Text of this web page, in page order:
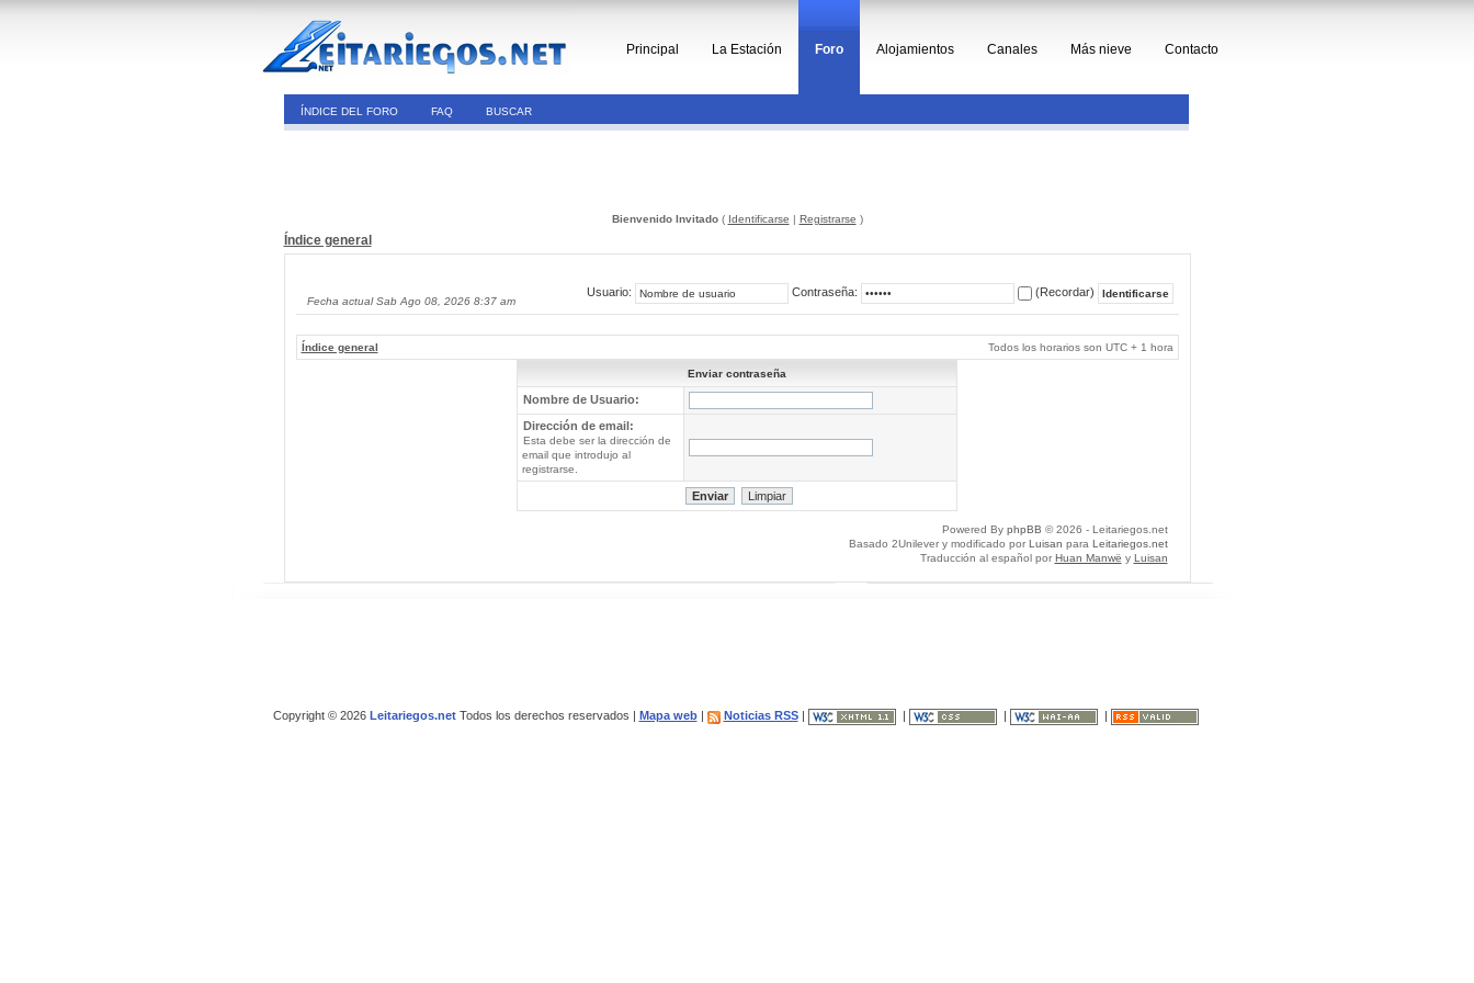
Principal La Estación Foro Alojamientos Canales Más nieve Contacto
ÍNDICE DEL FORO FAQ BUSCAR
Bienvenido Invitado( Identificarse | Registrarse )
Índice general
Fecha actual Sab Ago 08, 2026 8:37 am
Usuario: Contraseña: (Recordar)
Índice general Todos los horarios son UTC + 1 hora
Enviar contraseña
Nombre de Usuario:
Dirección de email:
Esta debe ser la dirección de
email que introdujo al
registrarse.
Powered By phpBB © 2026 - Leitariegos.net
Basado 2Unilever y modificado por Luisan para Leitariegos.net
Traducción al español por Huan Manwë y Luisan
Copyright © 2026 Leitariegos.netTodos los derechos reservados | Mapa web| Noticias RSS|